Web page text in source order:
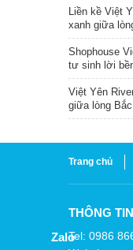
Liền kề Việt
xanh giữa
Shophouse
tư sinh lời
Việt Yên
giữa lòng
Trang chủ
THÔNG
Tel: 0986
Zalo